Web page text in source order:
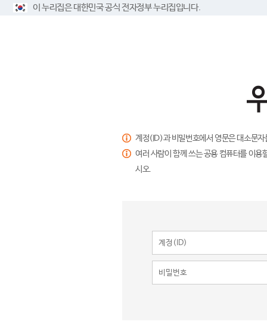
이 누리집은 대한민국 공식 전자정부 누리집입니다.
계정(ID)과 비밀번호에서 영문은 대소문
여러 사람이 함께 쓰는 공용 컴퓨터를 이
시오.